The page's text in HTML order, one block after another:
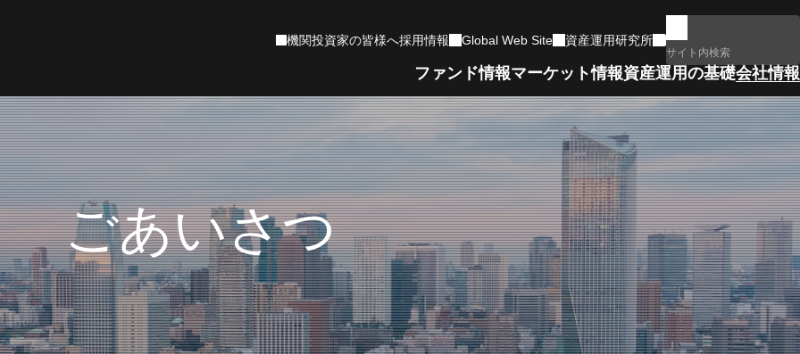
機関投資家の皆様へ採用情報 Global Web Site 資産運用研究所
ファンド情報
ンド検索
ファンド検索 基準価額一覧 ファンドランキング
NISA成長投資枠 NISAつみたて投資枠 確定拠出年金
お気に入りファンド 最近見たファンド
サイト
野村アセットのETF
NEXT FUNDS
野村アセットの
確定拠出年金（DC）ファンド
運用担当者のご紹介
投資機会が広がる
プライベートアセット
動画・特設サイト集
マーケット情報
ケットコメント マーケットコメント一覧
石黒英之のMarket Navi マーケットレポート
投資環境レポート 週間市場情報 インベストメント・アウトルック 政治・経済イベント
から選ぶ
為替レート 株式指標 リート指数
から選ぶ
北米 ヨーロッパ アジア・オセアニア 中南米 アフリカ
資産運用の基礎
運用の基礎
資産運用を知る 資産運用の始め方 役立つ制度の活用 年代別の資産運用 もっと詳しく学ぶ
資産運用を知る
お金を育てる研究所 投資の知識やお悩みをお客さまに寄り添ってサポートします
資産運用スタート編 資産運用ステップアップ編 今から備えるセカンドライフ編
会社情報
ごあいさつ
アセットマネジメントについて
企業理念 会社概要 沿革 ネットワーク・組織図
ニュース 財務情報 電子公告
目で見る野村アセットマネジメント
テナビリティ
コーポレートサステナビリティ 責任投資への取組み
様本位の業務運営 運用について
ごあいさつ